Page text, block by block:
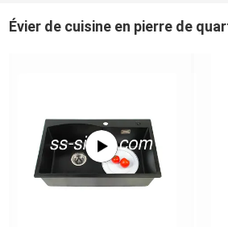
Évier de cuisine en pierre de